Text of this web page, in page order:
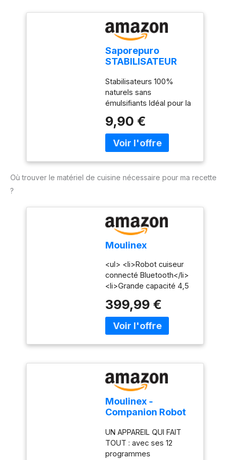
GLUTEN - SANS DÉRIVÉS
DU LAIT
Saporepuro
STABILISATEUR
SORBETS 50 GR
Stabilisateurs 100%
naturels sans
émulsifiants Idéal pour la
sorbets à froid Dosage
recommandé 4 gr / kg
Ingrédients:
SANS GLUTEN - SANS
9,90 €
Où trouver le matériel de cuisine nécessaire pour ma recette
?
Moulinex
<ul> <li>Robot cuiseur
connecté Bluetooth</li>
<li>Grande capacité 4,5
<li>14 programmes
automatiques + mode
manuel</li>
<li>Produit fabriqué en
France, réparable 15
ans</li> </ul>
399,99 €
Moulinex -
Companion Robot
XL - 10 personnes -
Gris
UN APPAREIL QUI FAIT
TOUT : avec ses 12
programmes